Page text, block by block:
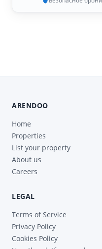
ARENDOO
Home
Properties
List your property
About us
Careers
LEGAL
Terms of Service
Privacy Policy
Cookies Policy